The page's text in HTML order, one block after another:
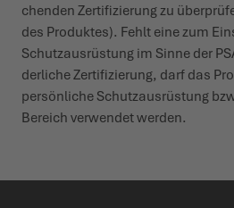
chenden Zerti­fi­zierung zu
des Produktes). Fehlt eine zum
Schutz­aus­rüstung im Sinne der
derliche Zerti­fi­zierung, darf das
persönliche Schutz­aus­rüstung
Bereich verwendet werden.